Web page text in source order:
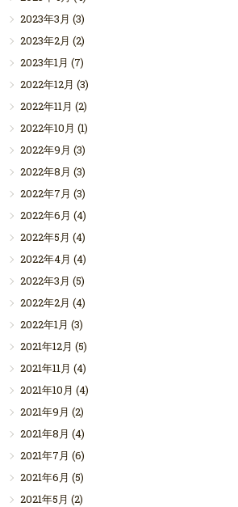
2023年3月 (3)
2023年2月 (2)
2023年1月 (7)
2022年12月 (3)
2022年11月 (2)
2022年10月 (1)
2022年9月 (3)
2022年8月 (3)
2022年7月 (3)
2022年6月 (4)
2022年5月 (4)
2022年4月 (4)
2022年3月 (5)
2022年2月 (4)
2022年1月 (3)
2021年12月 (5)
2021年11月 (4)
2021年10月 (4)
2021年9月 (2)
2021年8月 (4)
2021年7月 (6)
2021年6月 (5)
2021年5月 (2)